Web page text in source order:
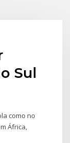
Sul
como no
África,